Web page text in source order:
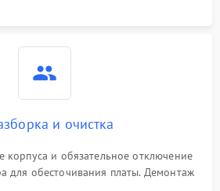
и очистка
корпуса и обязательное отключение
для обесточивания платы. Демонтаж